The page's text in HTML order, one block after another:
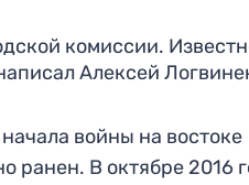
комиссии.
Алексей
войны на востоке
ранен. В октябре 2016